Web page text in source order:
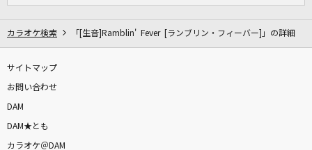
カラオケ検索 「[生音]Ramblin' Fever [ランブリン・フィーバー]」の詳細
サイトマップ
お問い合わせ
DAM
DAM★とも
カラオケ＠DAM